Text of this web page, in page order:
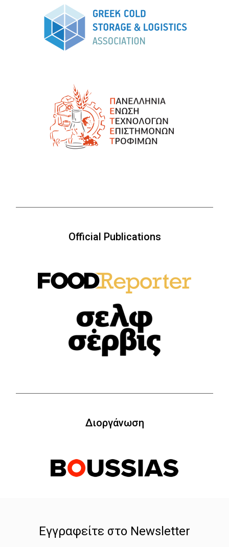
Official Publications
Διοργάνωση
Εγγραφείτε στο Newsletter